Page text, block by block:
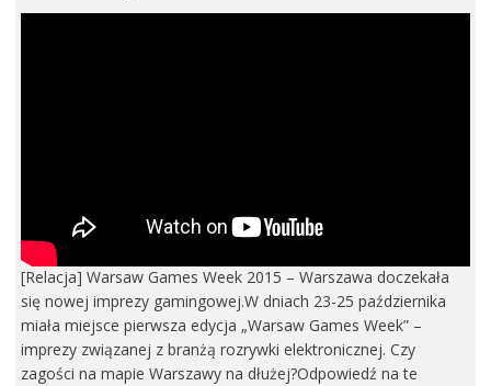
[Relacja] Warsaw Games Week 2015 – Warszawa doczekała
się nowej imprezy gamingowej.W dniach 23-25 października
miała miejsce pierwsza edycja „Warsaw Games Week” –
imprezy związanej z branżą rozrywki elektronicznej. Czy
zagości na mapie Warszawy na dłużej?Odpowiedź na te